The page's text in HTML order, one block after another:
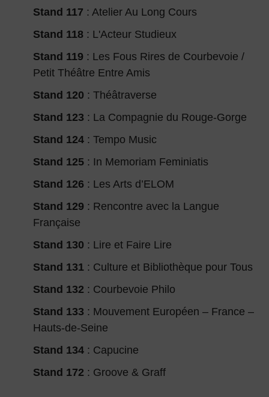
Stand 117 : Atelier Au Long Cours
Stand 118 : L'Acteur Studieux
Stand 119 : Les Fous Rires de Courbevoie /
Petit Théâtre Entre Amis
Stand 120 : Théâtraverse
Stand 123 : La Compagnie du Rouge-Gorge
Stand 124 : Tempo Music
Stand 125 : In Memoriam Feminiatis
Stand 126 : Les Arts d’ELOM
Stand 129 : Rencontre avec la Langue
Française
Stand 130 : Lire et Faire Lire
Stand 131 : Culture et Bibliothèque pour Tous
Stand 132 : Courbevoie Philo
Stand 133 : Mouvement Européen – France –
Hauts-de-Seine
Stand 134 : Capucine
Stand 172 : Groove & Graff